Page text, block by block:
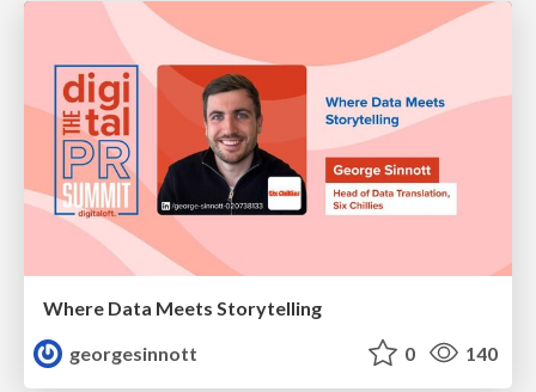
Where Data Meets Storytelling
georgesinnott
0 140